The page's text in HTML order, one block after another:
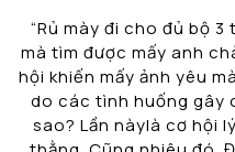
“Rủ mày đi cho đủ bộ
mà tìm được mấy anh
hội khiến mấy ảnh yêu
do các tình huống gây
sao? Lần nàylà cơ hội